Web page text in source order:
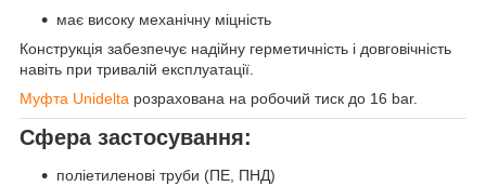
має високу механічну міцність
Конструкція забезпечує надійну герметичність і довговічність
навіть при тривалій експлуатації.
Муфта Unidelta розрахована на робочий тиск до 16 bar.
Сфера застосування:
поліетиленові труби (ПЕ, ПНД)